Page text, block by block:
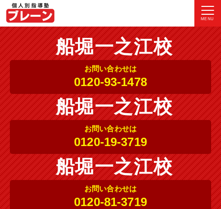
MENU
船堀一之江校
お問い合わせは
0120-93-1478
船堀一之江校
お問い合わせは
0120-19-3719
船堀一之江校
お問い合わせは
0120-81-3719